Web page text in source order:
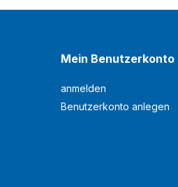
Mein Benutzerkonto
anmelden
Benutzerkonto anlegen